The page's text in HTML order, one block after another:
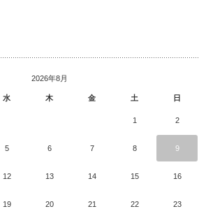
2026年8月
水 木 金 土 日
1 2
5 6 7 8 9
12 13 14 15 16
19 20 21 22 23